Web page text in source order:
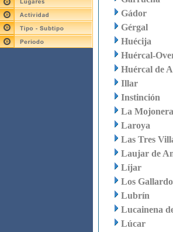
Gádor
Gérgal
Huécija
Huércal-
Huércal de
Illar
Instinción
La Mojonera
Laroya
Las Tres
Laujar de
Líjar
Los
Lubrín
Lucainena
Lúcar